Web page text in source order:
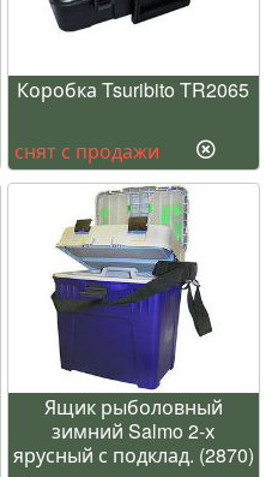
Коробка Tsuribito TR2065
снят с продажи
Ящик рыболовный
зимний Salmo 2-х
ярусный с подклад. (2870)